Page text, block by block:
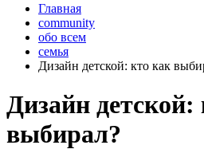
Главная
community
обо всем
семья
Дизайн детской: кто как
Дизайн детской:
выбирал?